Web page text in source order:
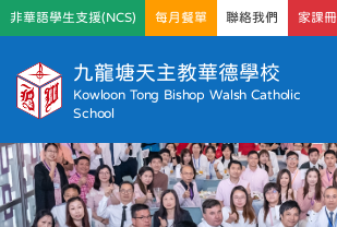
九龍塘天主教華德學校
Kowloon Tong Bishop Walsh Catholic
School
非華語學生支援(NCS) 每月餐單 聯絡我們 家課冊